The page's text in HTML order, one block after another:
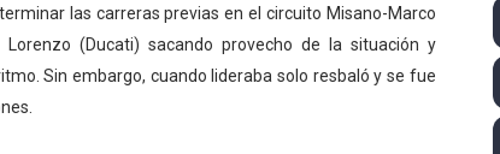
2026 - Las Utah Talons son bicampeonas de la AUSL
(Oklahoma City, Estados Unidos) - Miquel Travé
- Tadej Pogacar entra en el selecto grupo de los
las carreras previas en el circuito Misano-Marco
(Ducati) sacando provecho de la situación y
Sin embargo, cuando lideraba solo resbaló y se fue